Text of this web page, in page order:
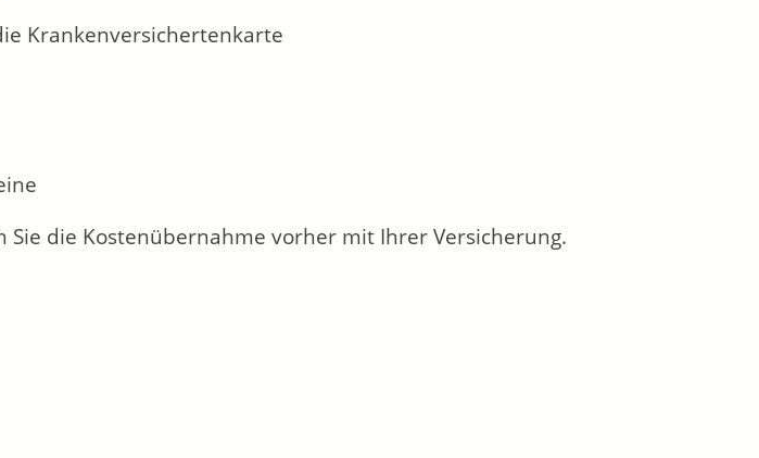
Krankenversichertenkarte
Sie die Kostenübernahme vorher mit Ihrer Versicherung.